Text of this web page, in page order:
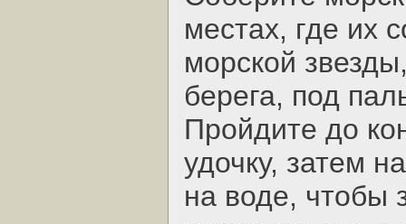
местах, где их
морской
берега, под
Пройдите до
удочку, затем
на воде, чтобы